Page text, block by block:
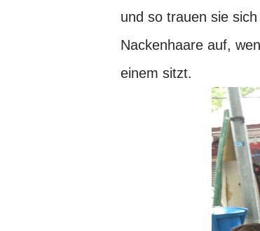
und so trauen sie
Nackenhaare auf,
einem sitzt.